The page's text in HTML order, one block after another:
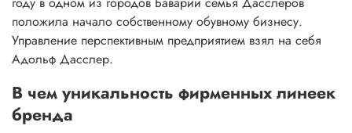
положила начало собственному обувному бизнесу.
Управление перспективным предприятием взял на себя
Адольф Дасслер.
В чем уникальность фирменных линеек
бренда